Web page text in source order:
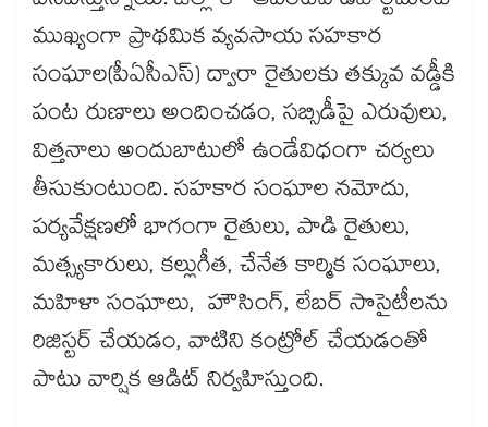
ముఖ్యంగా ప్రాథమిక వ్యవసాయ సహకార
సంఘాల(పీఏసీఎస్​) ద్వారా రైతులకు తక్కువ వడ్డీకి
పంట రుణాలు అందించడం, సబ్సిడీపై ఎరువులు,
విత్తనాలు అందుబాటులో ఉండేవిధంగా చర్యలు
తీసుకుంటుంది. సహకార సంఘాల నమోదు,
పర్యవేక్షణలో భాగంగా రైతులు, పాడి రైతులు,
మత్స్యకారులు, కల్లుగీత, చేనేత కార్మిక సంఘాలు,
మహిళా సంఘాలు, హౌసింగ్, లేబర్ సొసైటీలను
రిజిస్టర్ చేయడం, వాటిని కంట్రోల్​ చేయడంతో
పాటు వార్షిక ఆడిట్ నిర్వహిస్తుంది.